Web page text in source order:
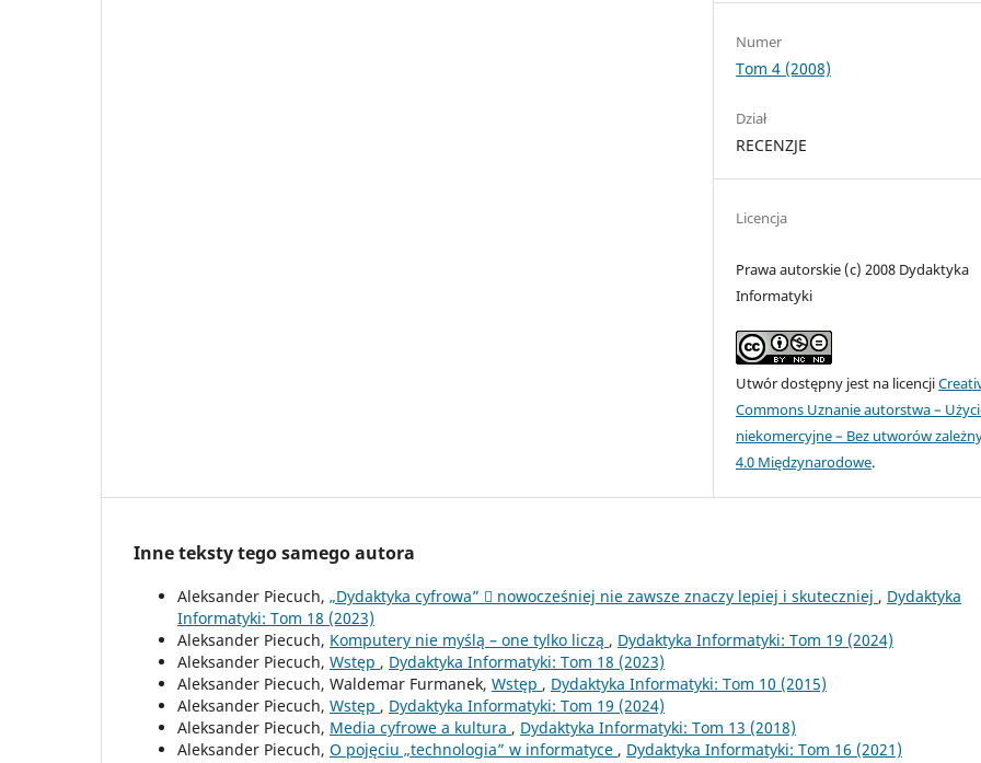
Numer
Tom 4 (2008)
Dział
RECENZJE
Licencja
Prawa autorskie (c) 2008 Dydaktyka
Informatyki
Utwór dostępny jest na licencji
Commons Uznanie autorstwa –
niekomercyjne – Bez utworów
4.0 Międzynarodowe.
Inne teksty tego samego autora
Aleksander Piecuch, „Dydaktyka cyfrowa”  nowocześniej nie zawsze znaczy lepiej i skuteczniej , Dydaktyka
Informatyki: Tom 18 (2023)
Aleksander Piecuch, Komputery nie myślą – one tylko liczą , Dydaktyka Informatyki: Tom 19 (2024)
Aleksander Piecuch, Wstęp , Dydaktyka Informatyki: Tom 18 (2023)
Aleksander Piecuch, Waldemar Furmanek, Wstęp , Dydaktyka Informatyki: Tom 10 (2015)
Aleksander Piecuch, Wstęp , Dydaktyka Informatyki: Tom 19 (2024)
Aleksander Piecuch, Media cyfrowe a kultura , Dydaktyka Informatyki: Tom 13 (2018)
Aleksander Piecuch, O pojęciu „technologia” w informatyce , Dydaktyka Informatyki: Tom 16 (2021)